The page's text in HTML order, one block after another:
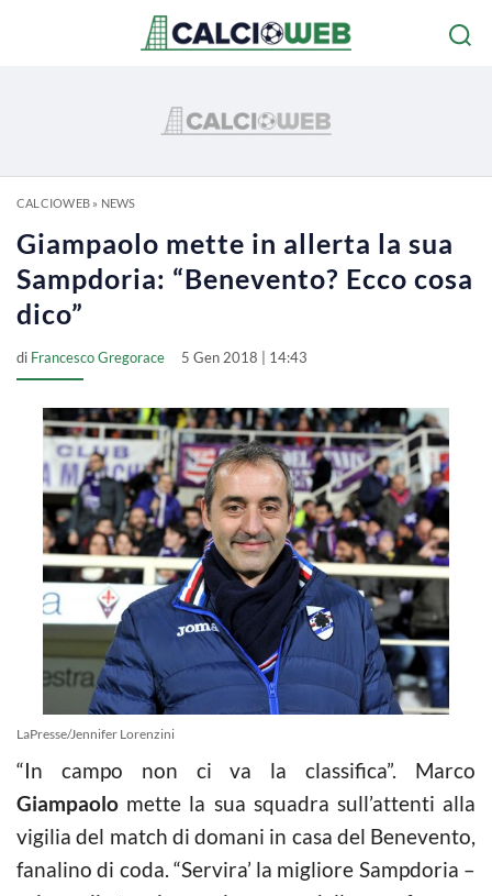
CALCIOWEB» NEWS
Giampaolo mette in allerta la sua
Sampdoria: “Benevento? Ecco cosa
dico”
di Francesco Gregorace 5 Gen 2018 | 14:43
LaPresse/Jennifer Lorenzini
“In campo non ci va la classifica”. Marco
Giampaolo mette la sua squadra sull’attenti alla
vigilia del match di domani in casa del Benevento,
fanalino di coda. “Servira’ la migliore Sampdoria –